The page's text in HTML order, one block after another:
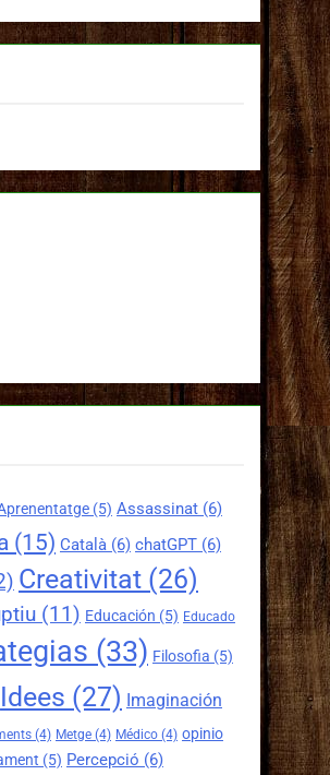
(5) Assassinat(6)
(15) Català(6) chatGPT(6)
Creativitat(26)
(11) Educación(5) Educado
(33) Filosofia(5)
Idees(27) Imaginación
(4) Metge(4) Médico(4) opinio
(5) Percepció(6)